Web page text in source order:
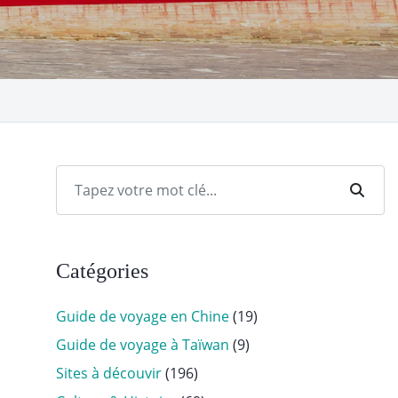
Catégories
Guide de voyage en Chine(19)
Guide de voyage à Taïwan (9)
Sites à découvir(196)